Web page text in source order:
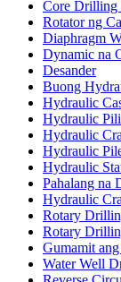
Core Drilling
Rotator ng
Diaphragm
Dynamic na
Desander
Buong
Hydraulic
Hydraulic
Hydraulic
Hydraulic
Hydraulic
Pahalang na
Hydraulic
Rotary
Rotary
Gumamit
Water Well